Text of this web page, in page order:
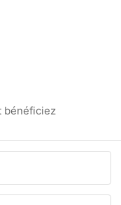
bénéficiez